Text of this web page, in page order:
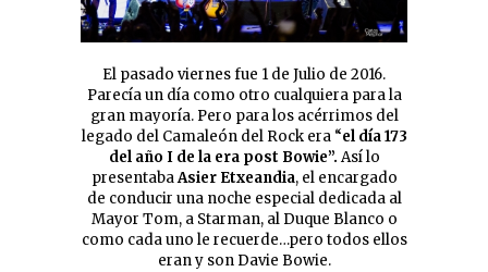
El pasado viernes fue 1 de Julio de 2016.
Parecía un día como otro cualquiera para la
gran mayoría. Pero para los acérrimos del
legado del Camaleón del Rock era “el día 173
del año I de la era post Bowie”. Así lo
presentabaAsier Etxeandia, el encargado
de conducir una noche especial dedicada al
Mayor Tom, a Starman, al Duque Blanco o
como cada uno le recuerde…pero todos ellos
eran y son Davie Bowie.